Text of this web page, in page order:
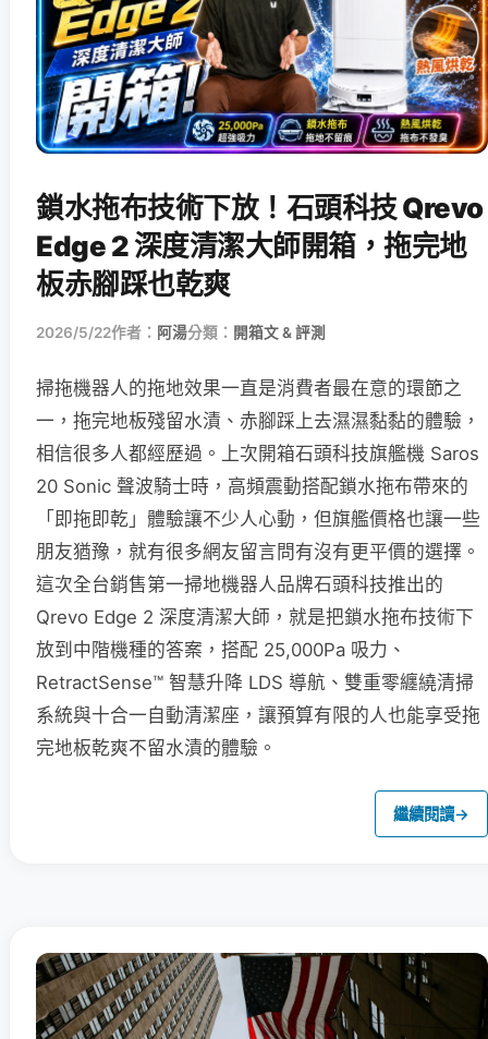
鎖水拖布技術下放！石頭科技 Qrevo
Edge 2 深度清潔大師開箱，拖完地
板赤腳踩也乾爽
2026/5/22作者： 阿湯分類： 開箱文 & 評測
掃拖機器人的拖地效果一直是消費者最在意的環節之
一，拖完地板殘留水漬、赤腳踩上去濕濕黏黏的體驗，
相信很多人都經歷過。上次開箱石頭科技旗艦機 Saros
20 Sonic 聲波騎士時，高頻震動搭配鎖水拖布帶來的
「即拖即乾」體驗讓不少人心動，但旗艦價格也讓一些
朋友猶豫，就有很多網友留言問有沒有更平價的選擇。
這次全台銷售第一掃地機器人品牌石頭科技推出的
Qrevo Edge 2 深度清潔大師，就是把鎖水拖布技術下
放到中階機種的答案，搭配 25,000Pa 吸力、
RetractSense™ 智慧升降 LDS 導航、雙重零纏繞清掃
系統與十合一自動清潔座，讓預算有限的人也能享受拖
完地板乾爽不留水漬的體驗。
繼續閱讀→